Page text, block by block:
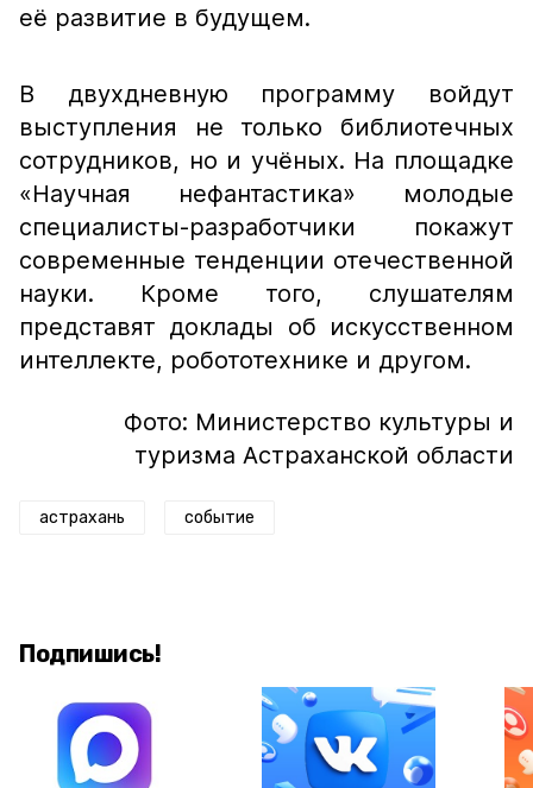
её развитие в будущем.
В двухдневную программу войдут
выступления не только библиотечных
сотрудников, но и учёных. На площадке
«Научная нефантастика» молодые
специалисты-разработчики покажут
современные тенденции отечественной
науки. Кроме того, слушателям
представят доклады об искусственном
интеллекте, робототехнике и другом.
Фото: Министерство культуры и
туризма Астраханской области
астрахань событие
Подпишись!